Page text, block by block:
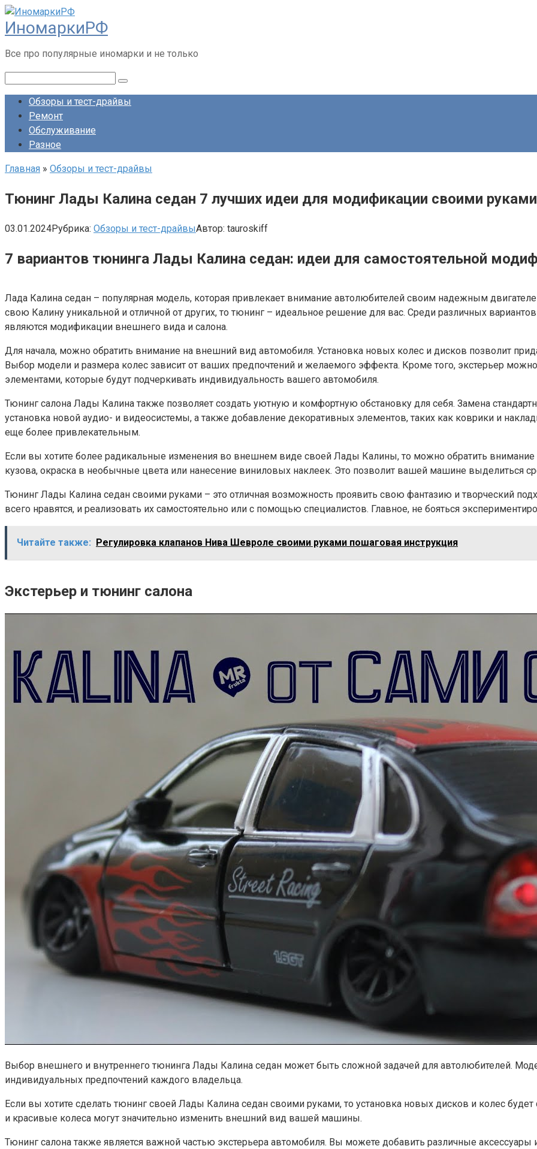
Перейти
к
контенту
ИномаркиРФ
Все про популярные иномарки и не только
Обзоры и тест-драйвы
Ремонт
Обслуживание
Разное
Главная » Обзоры и тест-драйвы
Тюнинг Лады Калина седан 7 лучших идеи для модификации своими руками
03.01.2024Рубрика: Обзоры и тест-драйвыАвтор: tauroskiff
7 вариантов тюнинга Лады Калина седан: идеи для самостоятельной
Лада Калина седан – популярная модель, которая привлекает внимание автолюбителей своим надежным
свою Калину уникальной и отличной от других, то тюнинг – идеальное решение для вас. Среди различных
являются модификации внешнего вида и салона.
Для начала, можно обратить внимание на внешний вид автомобиля. Установка новых колес и дисков позволит
Выбор модели и размера колес зависит от ваших предпочтений и желаемого эффекта. Кроме того, экстерьер
элементами, которые будут подчеркивать индивидуальность вашего автомобиля.
Тюнинг салона Лады Калина также позволяет создать уютную и комфортную обстановку для себя. Замена
установка новой аудио- и видеосистемы, а также добавление декоративных элементов, таких как коврики и
еще более привлекательным.
Если вы хотите более радикальные изменения во внешнем виде своей Лады Калины, то можно обратить
кузова, окраска в необычные цвета или нанесение виниловых наклеек. Это позволит вашей машине выделиться
Тюнинг Лады Калина седан своими руками – это отличная возможность проявить свою фантазию и творческий
всего нравятся, и реализовать их самостоятельно или с помощью специалистов. Главное, не бояться
Читайте также: Регулировка клапанов Нива Шевроле своими руками пошаговая инструкция
Экстерьер и тюнинг салона
Выбор внешнего и внутреннего тюнинга Лады Калина седан может быть сложной задачей для автолюбителей.
индивидуальных предпочтений каждого владельца.
Если вы хотите сделать тюнинг своей Лады Калина седан своими руками, то установка новых дисков и колес
и красивые колеса могут значительно изменить внешний вид вашей машины.
Тюнинг салона также является важной частью экстерьера автомобиля. Вы можете добавить различные